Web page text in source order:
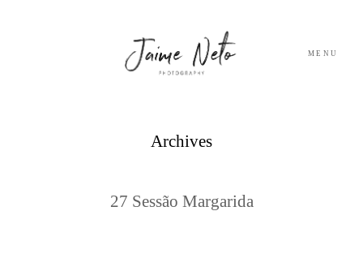
MENU
Archives
27 Sessão Margarida